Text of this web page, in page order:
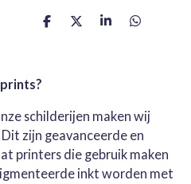
D
D
S
D
schilderijen maken wij
zijn geavanceerde en
printers die gebruik maken
inkt worden met